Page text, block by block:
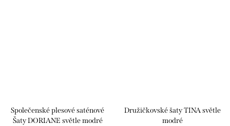
Společenské plesové saténové
Šaty DORIANE světle modré
Družičkovské šaty TINA světle
modré